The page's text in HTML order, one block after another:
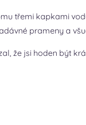
třemi kapkami
prameny a
že jsi hoden být